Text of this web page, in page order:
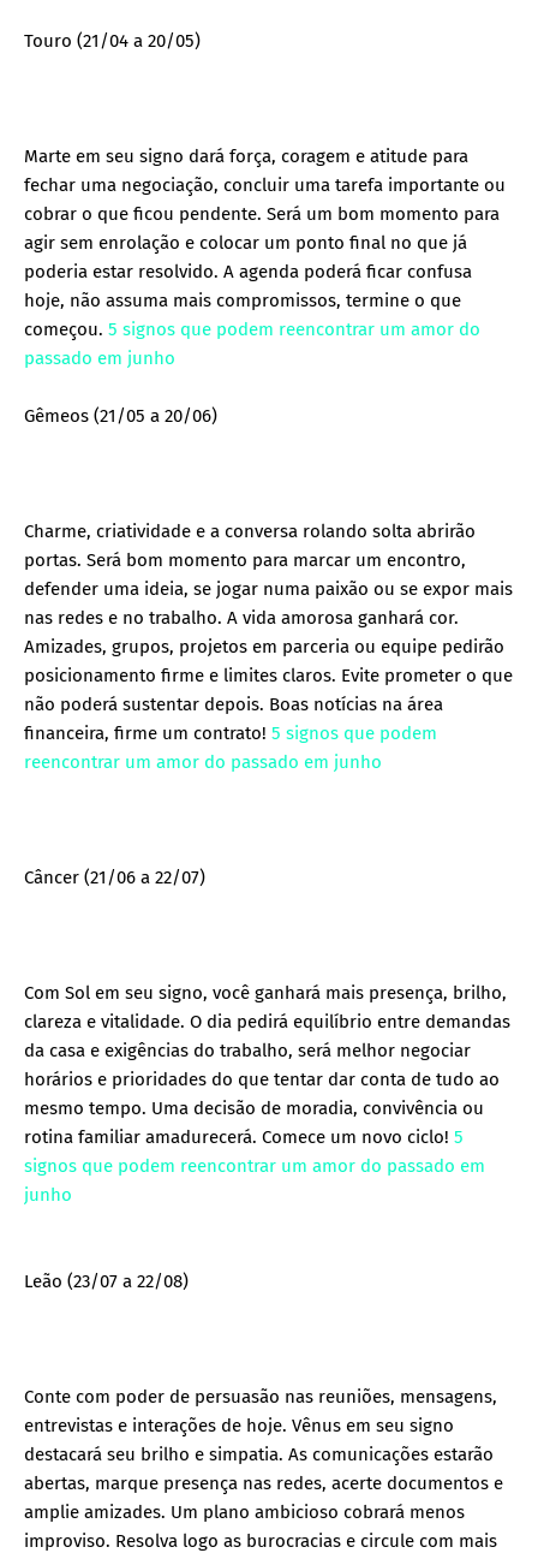
Touro (21/04 a 20/05)
Marte em seu signo dará força, coragem e atitude para
fechar uma negociação, concluir uma tarefa importante ou
cobrar o que ficou pendente. Será um bom momento para
agir sem enrolação e colocar um ponto final no que já
poderia estar resolvido. A agenda poderá ficar confusa
hoje, não assuma mais compromissos, termine o que
começou. 5 signos que podem reencontrar um amor do
passado em junho
Gêmeos (21/05 a 20/06)
Charme, criatividade e a conversa rolando solta abrirão
portas. Será bom momento para marcar um encontro,
defender uma ideia, se jogar numa paixão ou se expor mais
nas redes e no trabalho. A vida amorosa ganhará cor.
Amizades, grupos, projetos em parceria ou equipe pedirão
posicionamento firme e limites claros. Evite prometer o que
não poderá sustentar depois. Boas notícias na área
financeira, firme um contrato! 5 signos que podem
reencontrar um amor do passado em junho
Câncer (21/06 a 22/07)
Com Sol em seu signo, você ganhará mais presença, brilho,
clareza e vitalidade. O dia pedirá equilíbrio entre demandas
da casa e exigências do trabalho, será melhor negociar
horários e prioridades do que tentar dar conta de tudo ao
mesmo tempo. Uma decisão de moradia, convivência ou
rotina familiar amadurecerá. Comece um novo ciclo! 5
signos que podem reencontrar um amor do passado em
junho
Leão (23/07 a 22/08)
Conte com poder de persuasão nas reuniões, mensagens,
entrevistas e interações de hoje. Vênus em seu signo
destacará seu brilho e simpatia. As comunicações estarão
abertas, marque presença nas redes, acerte documentos e
amplie amizades. Um plano ambicioso cobrará menos
improviso. Resolva logo as burocracias e circule com mais